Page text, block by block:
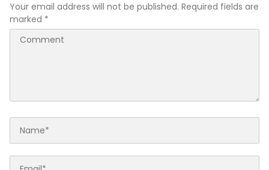
Your email address will not be published. Required fields are
marked *